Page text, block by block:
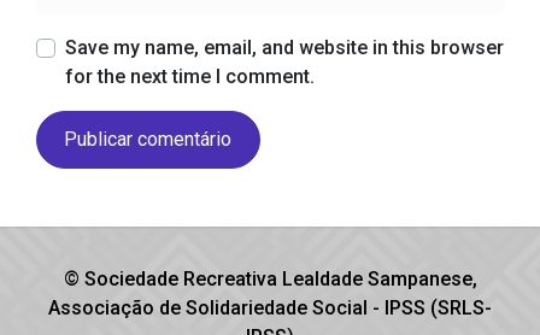
Save my name, email, and website in this browser
for the next time I comment.
© Sociedade Recreativa Lealdade Sampanese,
Associação de Solidariedade Social - IPSS (SRLS-